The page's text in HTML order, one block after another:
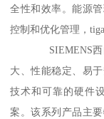
全性和效率。能源
控制和优化管理，
SIEMENS西门子
大、性能稳定、易
技术和可靠的硬件
案。该系列产品主